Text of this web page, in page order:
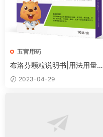
五官用药
布洛芬颗粒说明书|用法用量|
注意事项
2023-04-29